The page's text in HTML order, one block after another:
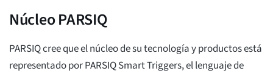
Núcleo PARSIQ
PARSIQ cree que el núcleo de su tecnología y productos está
representado por PARSIQ Smart Triggers, el lenguaje de